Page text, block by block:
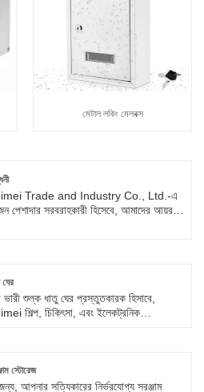
মেটাল লকিং মেলবক্স
Trade and Industry Co., Ltd.-এ
সরবরাহকারী হিসেবে, আমাদের আয়রন
ঘের
ভারী শুল্ক ধাতু ঘের প্রস্তুতকারক হিসাবে,
শিল্প, চিকিৎসা, এবং ইলেকট্রনিক
আপনার একটি কমপ্যাক্ট ঘের বা কয়েক মিটার
মাপের ক্যাবিনেটের প্রয়োজন হোক না কেন, আমরা
স্টোরেজ
আপনার সত্যিকারের নির্ভরযোগ্য সরঞ্জাম